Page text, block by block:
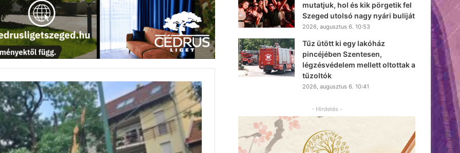
mutatjuk, hol és kik pörgetik fel
Szeged utolsó nagy nyári buliját
2026, augusztus 6. 10:53
Tűz ütött ki egy lakóház
pincéjében Szentesen,
légzésvédelem mellett oltottak a
tűzoltók
2026, augusztus 6. 10:41
- Hirdetés -